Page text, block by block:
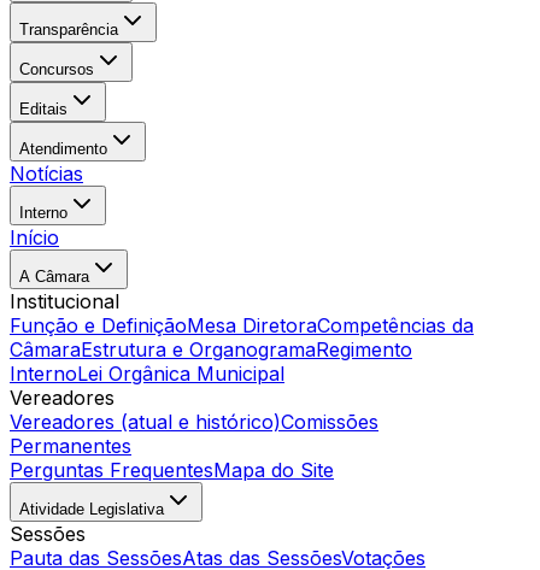
Transparência
Concursos
Editais
Atendimento
Notícias
Interno
Início
A Câmara
Institucional
Função e DefiniçãoMesa DiretoraCompetências da
CâmaraEstrutura e OrganogramaRegimento
InternoLei Orgânica Municipal
Vereadores
Vereadores (atual e histórico)Comissões
Permanentes
Perguntas FrequentesMapa do Site
Atividade Legislativa
Sessões
Pauta das SessõesAtas das SessõesVotações